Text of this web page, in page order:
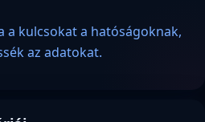
a kulcsokat a hatóságoknak,
az adatokat.